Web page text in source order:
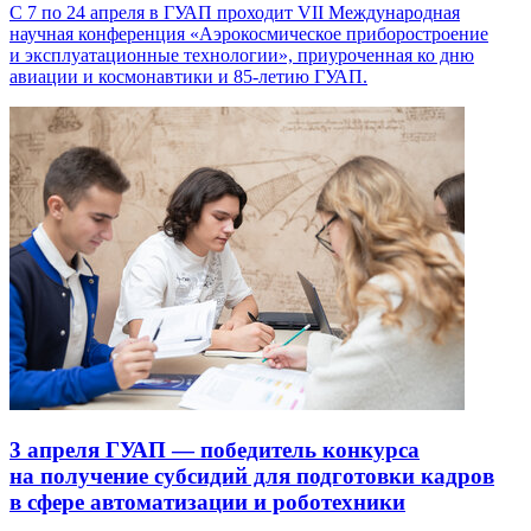
С 7 по 24 апреля в ГУАП проходит VII Международная
научная конференция «Аэрокосмическое приборостроение
и эксплуатационные технологии», приуроченная ко дню
авиации и космонавтики и 85-летию ГУАП.
3 апреля ГУАП — победитель конкурса
на получение субсидий для подготовки кадров
в сфере автоматизации и роботехники